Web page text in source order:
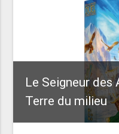
Le Seigneur des
Terre du milieu